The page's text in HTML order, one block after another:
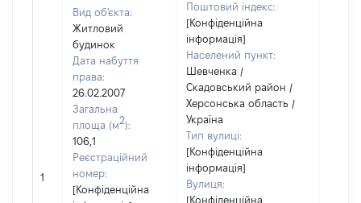
1
Вид об'єкта:
Житловий
будинок
Дата набуття
права:
26.02.2007
Загальна
площа (м2):
106,1
Реєстраційний
номер:
[Конфіденційна
Поштовий індекс:
[Конфіденційна
інформація]
Населений пункт:
Шевченка /
Скадовський район /
Херсонська область /
Україна
Тип вулиці:
[Конфіденційна
інформація]
Вулиця:
[Конфіденційна